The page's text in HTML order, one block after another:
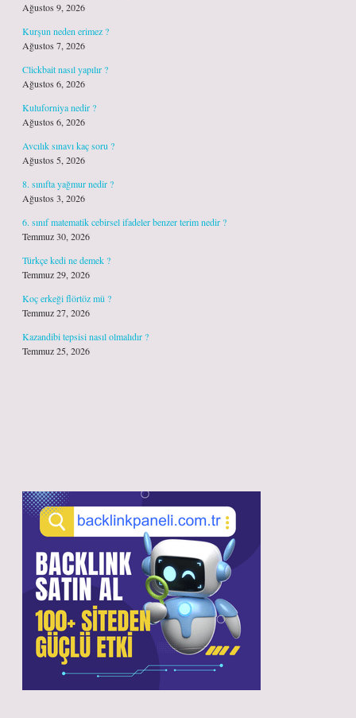
Ağustos 9, 2026
Kurşun neden erimez ?
Ağustos 7, 2026
Clickbait nasıl yapılır ?
Ağustos 6, 2026
Kuluforniya nedir ?
Ağustos 6, 2026
Avcılık sınavı kaç soru ?
Ağustos 5, 2026
8. sınıfta yağmur nedir ?
Ağustos 3, 2026
6. sınıf matematik cebirsel ifadeler benzer terim nedir ?
Temmuz 30, 2026
Türkçe kedi ne demek ?
Temmuz 29, 2026
Koç erkeği flörtöz mü ?
Temmuz 27, 2026
Kazandibi tepsisi nasıl olmalıdır ?
Temmuz 25, 2026